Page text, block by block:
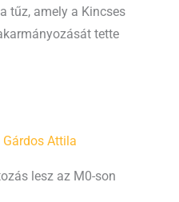
tűz, amely a Kincses
tette
Gárdos Attila
lesz az M0-son